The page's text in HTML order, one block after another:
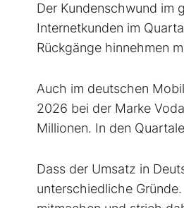
Der Kundenschwund im
Internetkunden im
Rückgänge hinnehmen
Auch im deutschen
2026 bei der Marke
Millionen. In den
Dass der Umsatz in
unterschiedliche